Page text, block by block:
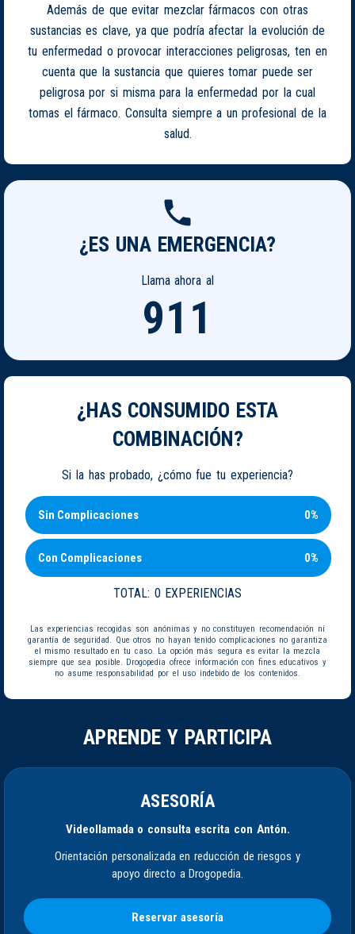
Además de que evitar mezclar fármacos con otras
sustancias es clave, ya que podría afectar la evolución de
tu enfermedad o provocar interacciones peligrosas, ten en
cuenta que la sustancia que quieres tomar puede ser
peligrosa por si misma para la enfermedad por la cual
tomas el fármaco. Consulta siempre a un profesional de la
salud.
¿ES UNA EMERGENCIA?
Llama ahora al
911
¿HAS CONSUMIDO ESTA
COMBINACIÓN?
Si la has probado, ¿cómo fue tu experiencia?
Sin Complicaciones 0%
Con Complicaciones 0%
TOTAL: 0 EXPERIENCIAS
Las experiencias recogidas son anónimas y no constituyen recomendación ni
garantía de seguridad. Que otros no hayan tenido complicaciones no garantiza
el mismo resultado en tu caso. La opción más segura es evitar la mezcla
siempre que sea posible. Drogopedia ofrece información con fines educativos y
no asume responsabilidad por el uso indebido de los contenidos.
APRENDE Y PARTICIPA
ASESORÍA
Videollamada o consulta escrita con Antón.
Orientación personalizada en reducción de riesgos y
apoyo directo a Drogopedia.
Reservar asesoría